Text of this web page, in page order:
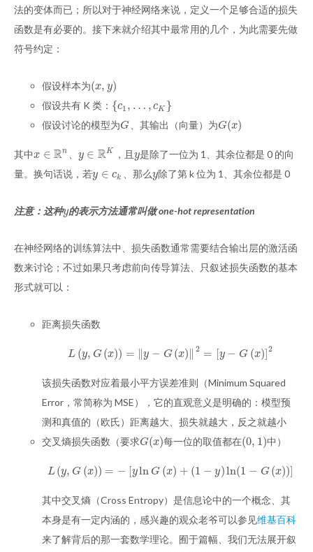
法的变体而已；所以对于神经网络来说，定义一个足够合适的损失
函数是有必要的。接下来就介绍其中最常用的几个，为此需要先做
符号约定：
假设样本为(x, y)
(x,y )
假设共有 K 类： {c1 , … , cK }
{c1 …, c K }
假设讨论的模型为G
G 、其输出（向量）为G(x)
G(x)
其中x ∈ Rn
x∈R n y ∈ RK
y∈R K ，且y
y是除了一位为 1、其余位都是 0 的向
量。换句话说，若y ∈ ck
y∈c k 、那么y
y除了第 k 位为 1、其余位都是 0
注意：这种y
y的表示方法通常叫做 one-hot representation
在神经网络的训练算法中、损失函数通常需要结合输出层的激活函
数来讨论；不过如果只考虑前向传导算法、只叙述损失函数的基本
形式就可以：
距离损失函数
L (y, G (x)) = ∥y − G (x)∥ 2 = [y − G (x)]2
L(y,G(x =‖ y− G(x)‖2 [y −G x) ]2
该损失函数对应着最小平方误差准则（Minimum Squared
Error，常简称为 MSE），它的直观意义是明确的：模型预
测和真值的（欧氏）距离越大、损失就越大，反之就越小
交叉熵损失函数（要求G(x)
G(x) 每一位的取值都在(0, 1)
(0,1) 中）
L (y, G (x)) = − [ylnG (x) + (1 − y)ln(1 − G (x))]
L( y,G (x) =−[ylnG(x)+ (1 −y) ln( 1−G(x))]
其中交叉熵（Cross Entropy）是信息论中的一个概念、其
本身是有一定内涵的，感兴趣的观众老爷可以参见维基百科
来了解背后的那一套数学理论。囿于篇幅、我们无法展开叙